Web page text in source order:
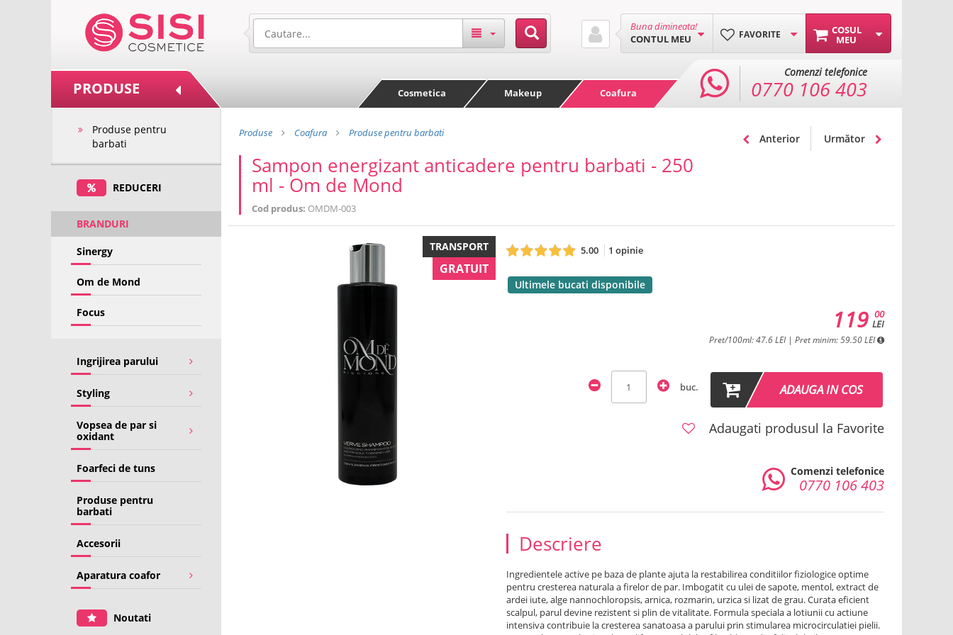
COSUL
MEU
FAVORITE
Buna dimineata!
CONTUL MEU
PRODUSE Cosmetica Makeup Coafura
Comenzi telefonice
0770 106 403
Produse pentru
barbati
REDUCERI
BRANDURI
Sinergy
Om de Mond
Focus
Ingrijirea parului
Styling
Vopsea de par si
oxidant
Foarfeci de tuns
Produse pentru
barbati
Accesorii
Aparatura coafor
Noutati
Produse Coafura Produse pentru barbati
Sampon energizant anticadere pentru barbati - 250
ml - Om de Mond
Cod produs: OMDM-003
Anterior Următor
TRANSPORT
GRATUIT
5.00 1 opinie
Ultimele bucati disponibile
00
LEI
119
Pret/100ml: 47.6 LEI | Pret minim: 59.50 LEI
buc. ADAUGA IN COS
Adaugati produsul la Favorite
Comenzi telefonice
0770 106 403
Descriere
Ingredientele active pe baza de plante ajuta la restabilirea conditiilor fiziologice optime
pentru cresterea naturala a firelor de par. Imbogatit cu ulei de sapote, mentol, extract de
ardei iute, alge nannochloropsis, arnica, rozmarin, urzica si lizat de grau. Curata eficient
scalpul, parul devine rezistent si plin de vitalitate. Formula speciala a lotiunii cu actiune
intensiva contribuie la cresterea sanatoasa a parului prin stimularea microcirculatiei pielii.